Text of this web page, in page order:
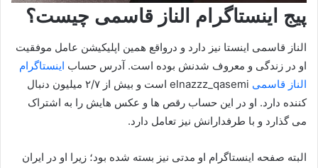
پیج اینستاگرام الناز قاسمی چیست؟
الناز قاسمی اینستا نیز دارد و درواقع همین اپلیکیشن عامل موفقیت
او در زندگی و معروف شدنش بوده است. آدرس حساب اینستاگرام
الناز قاسمی
elnazzz_qasemi است و بیش از ۲/۷ میلیون دنبال
کننده دارد. او در این حساب رقص ها و عکس هایش را به اشتراک
می گذارد و با طرفدارانش نیز تعامل دارد.
البته صفحه اینستاگرام او مدتی نیز بسته شده بود؛ زیرا او‌ در ایران